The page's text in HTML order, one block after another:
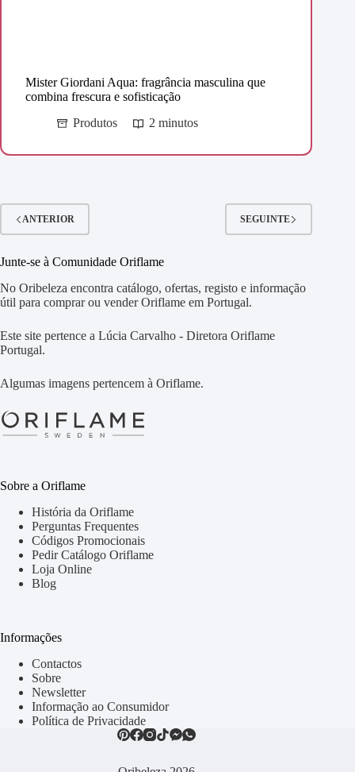
Mister Giordani Aqua: fragrância masculina que
combina frescura e sofisticação
Produtos
2 minutos
ANTERIOR SEGUINTE
Junte-se à Comunidade Oriflame
No Oribeleza encontra catálogo, ofertas, registo e informação
útil para comprar ou vender Oriflame em Portugal.
Este site pertence a Lúcia Carvalho - Diretora Oriflame
Portugal.
Algumas imagens pertencem à Oriflame.
Sobre a Oriflame
História da Oriflame
Perguntas Frequentes
Códigos Promocionais
Pedir Catálogo Oriflame
Loja Online
Blog
Informações
Contactos
Sobre
Newsletter
Informação ao Consumidor
Política de Privacidade